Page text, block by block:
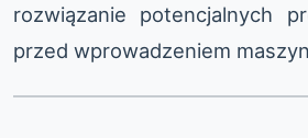
rozwiązanie potencjalnych
przed wprowadzeniem